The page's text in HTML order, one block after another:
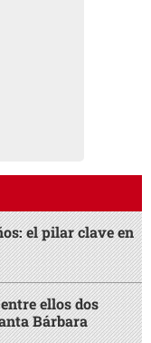
el pilar clave en
ellos dos
Bárbara